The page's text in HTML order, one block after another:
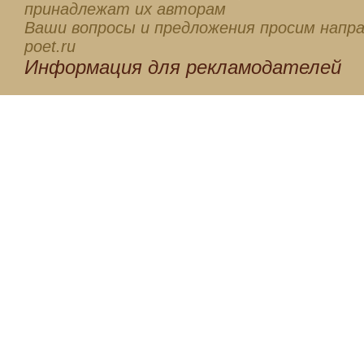
принадлежат их авторам
Ваши вопросы и предложения просим
poet.ru
Информация для рекламодателей